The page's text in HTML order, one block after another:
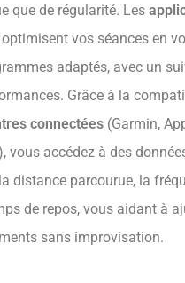
que de régularité. Les
optimisent vos séances en
adaptés, avec un
Grâce à la
connectées (Garmin,
vous accédez à des
distance parcourue, la
de repos, vous aidant à
sans improvisation.